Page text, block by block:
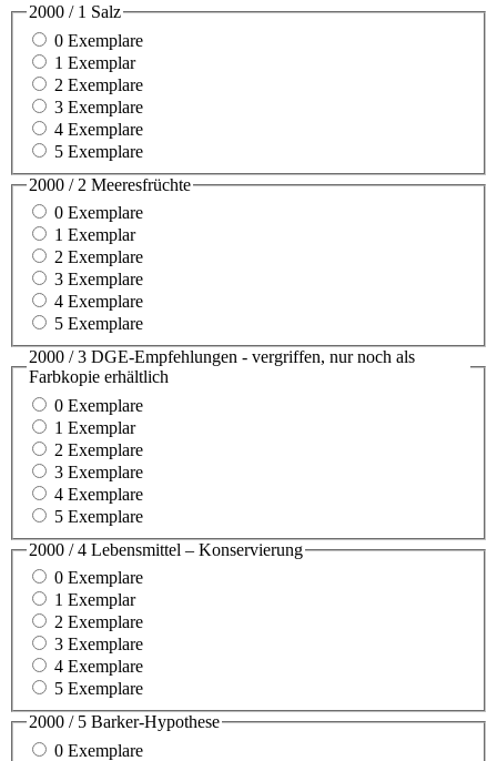
2000 / 1 Salz
0 Exemplare
1 Exemplar
2 Exemplare
3 Exemplare
4 Exemplare
5 Exemplare
2000 / 2 Meeresfrüchte
0 Exemplare
1 Exemplar
2 Exemplare
3 Exemplare
4 Exemplare
5 Exemplare
2000 / 3 DGE-Empfehlungen - vergriffen, nur noch als
Farbkopie erhältlich
0 Exemplare
1 Exemplar
2 Exemplare
3 Exemplare
4 Exemplare
5 Exemplare
2000 / 4 Lebensmittel – Konservierung
0 Exemplare
1 Exemplar
2 Exemplare
3 Exemplare
4 Exemplare
5 Exemplare
2000 / 5 Barker-Hypothese
0 Exemplare